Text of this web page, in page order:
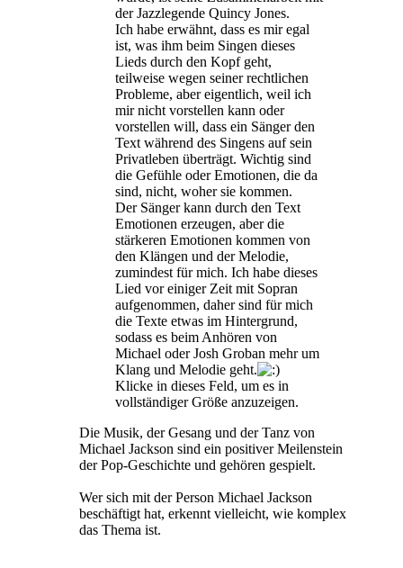
der Jazzlegende Quincy Jones.
Ich habe erwähnt, dass es mir egal
ist, was ihm beim Singen dieses
Lieds durch den Kopf geht,
teilweise wegen seiner rechtlichen
Probleme, aber eigentlich, weil ich
mir nicht vorstellen kann oder
vorstellen will, dass ein Sänger den
Text während des Singens auf sein
Privatleben überträgt. Wichtig sind
die Gefühle oder Emotionen, die da
sind, nicht, woher sie kommen.
Der Sänger kann durch den Text
Emotionen erzeugen, aber die
stärkeren Emotionen kommen von
den Klängen und der Melodie,
zumindest für mich. Ich habe dieses
Lied vor einiger Zeit mit Sopran
aufgenommen, daher sind für mich
die Texte etwas im Hintergrund,
sodass es beim Anhören von
Michael oder Josh Groban mehr um
Klang und Melodie geht.
Klicke in dieses Feld, um es in
vollständiger Größe anzuzeigen.
Die Musik, der Gesang und der Tanz von
Michael Jackson sind ein positiver Meilenstein
der Pop-Geschichte und gehören gespielt.
Wer sich mit der Person Michael Jackson
beschäftigt hat, erkennt vielleicht, wie komplex
das Thema ist.